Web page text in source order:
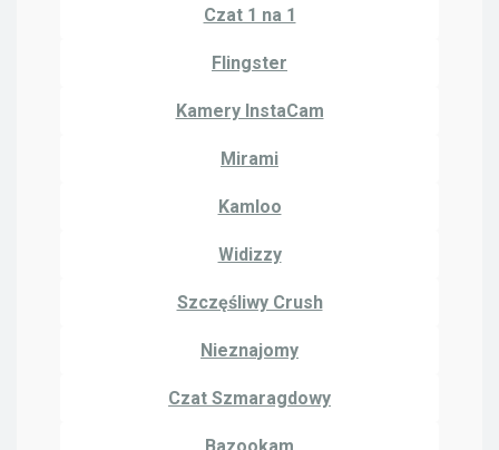
Czat 1 na 1
Flingster
Kamery InstaCam
Mirami
Kamloo
Widizzy
Szczęśliwy Crush
Nieznajomy
Czat Szmaragdowy
Bazookam